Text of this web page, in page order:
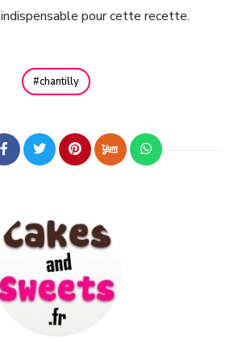
indispensable pour cette recette.
chantilly